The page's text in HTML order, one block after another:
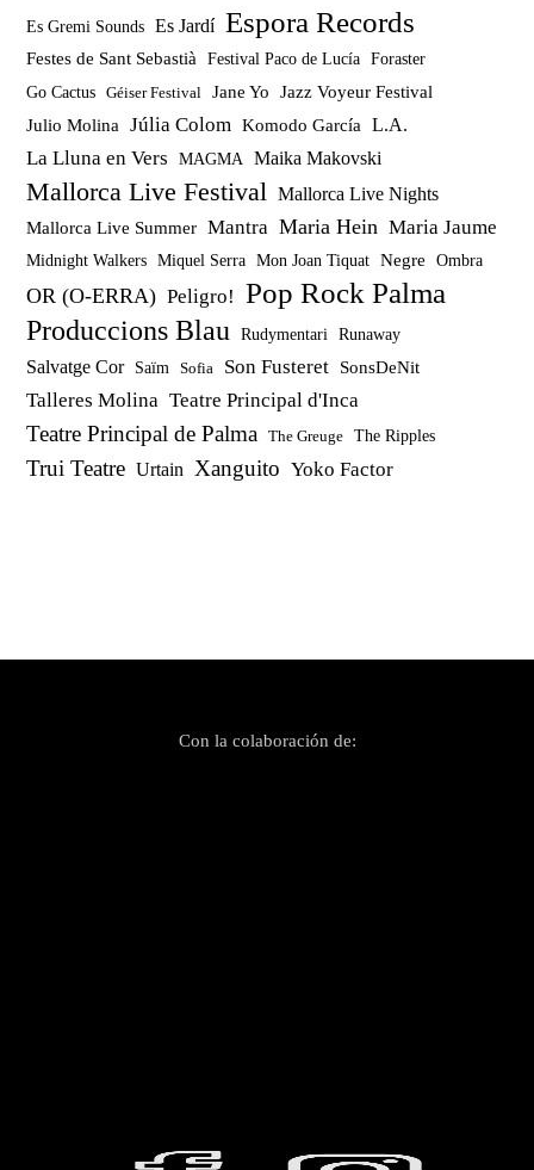
Es Gremi Sounds Es Jardí Espora Records
Festes de Sant Sebastià Festival Paco de Lucía Foraster
Go Cactus Géiser Festival Jane Yo
Jazz Voyeur Festival
Julio Molina
Júlia Colom Komodo García L.A.
La Lluna en Vers MAGMA Maika Makovski
Mallorca Live Festival Mallorca Live Nights
Mallorca Live Summer Mantra Maria Hein Maria Jaume
Midnight Walkers Miquel Serra Mon Joan Tiquat Negre Ombra
OR (O-ERRA) Peligro!
Pop Rock Palma
Produccions Blau
Rudymentari Runaway
Salvatge Cor Saïm Sofia Son Fusteret SonsDeNit
Talleres Molina Teatre Principal d'Inca
Teatre Principal de Palma The Greuge The Ripples
Trui Teatre Urtain Xanguito Yoko Factor
Con la colaboración de: